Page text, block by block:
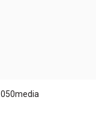
050media